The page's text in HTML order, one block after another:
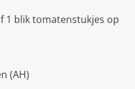
1 blik tomatenstukjes op
(AH)